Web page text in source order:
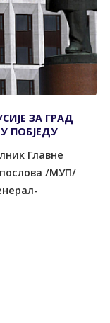
ЗА ГРАД
ПОБЈЕДУ
Главне
/МУП/